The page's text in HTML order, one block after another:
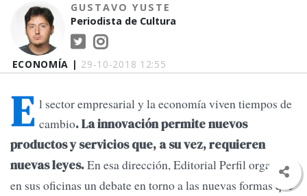
ECONOMÍA | 29-10-2018 12:55
GUSTAVO YUSTE
Periodista de Cultura
E l sector empresarial y la economía viven tiempos de
cambio. La innovación permite nuevos
productos y servicios que, a su vez, requieren
nuevas leyes.En esa dirección, Editorial Perfil organizó
en sus oficinas un debate en torno a las nuevas formas que